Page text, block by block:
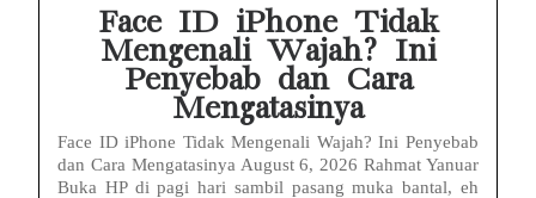
Face ID iPhone Tidak
Mengenali Wajah? Ini
Penyebab dan Cara
Mengatasinya
Face ID iPhone Tidak Mengenali Wajah? Ini Penyebab
dan Cara Mengatasinya August 6, 2026 Rahmat Yanuar
Buka HP di pagi hari sambil pasang muka bantal, eh